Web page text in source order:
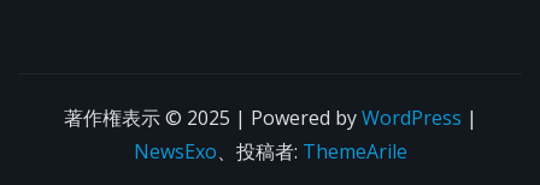
著作権表示 © 2025 | Powered byWordPress |
NewsExo、投稿者: ThemeArile